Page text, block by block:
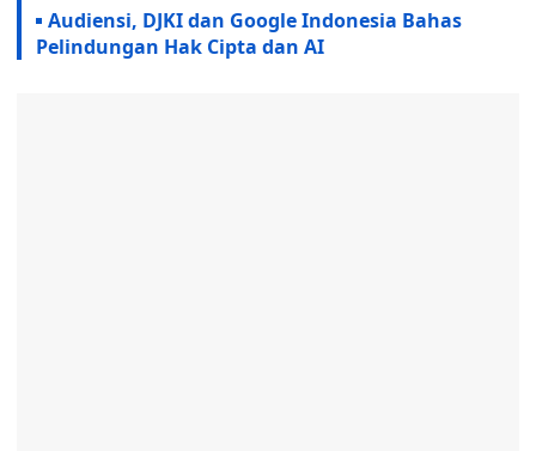
Audiensi, DJKI dan Google Indonesia Bahas
Pelindungan Hak Cipta dan AI